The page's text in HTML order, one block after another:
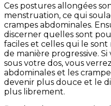
Ces postures allongées
menstruation, ce qui
crampes abdominales.
discerner quelles sont
faciles et celles qui le
de manière progressive.
sous votre dos, vous
abdominales et les
devenir plus douce et le
plus librement.